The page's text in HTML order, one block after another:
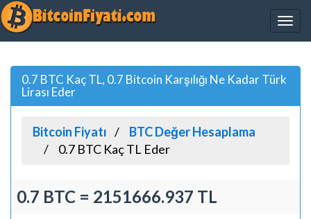
0.7 BTC Kaç TL, 0.7 Bitcoin Karşılığı Ne Kadar Türk
Lirası Eder
Bitcoin Fiyatı
BTC Değer Hesaplama
0.7 BTC Kaç TL Eder
0.7 BTC = 2151666.937 TL